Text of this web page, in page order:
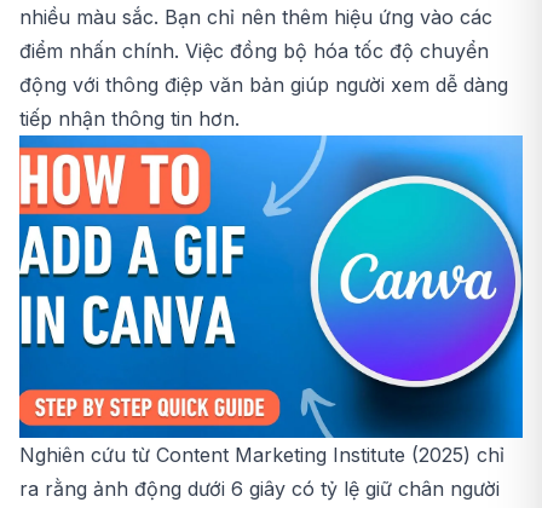
nhiều màu sắc. Bạn chỉ nên thêm hiệu ứng vào các
điểm nhấn chính. Việc đồng bộ hóa tốc độ chuyển
động với thông điệp văn bản giúp người xem dễ dàng
tiếp nhận thông tin hơn.
Nghiên cứu từ Content Marketing Institute (2025) chỉ
ra rằng ảnh động dưới 6 giây có tỷ lệ giữ chân người